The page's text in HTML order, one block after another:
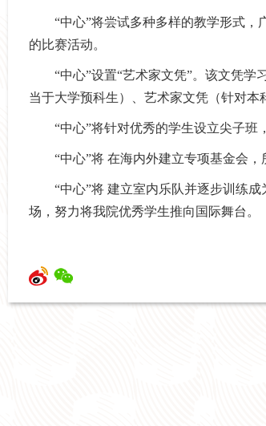
“中心”将尝试多种多样的教学形式，
的比赛活动。
“中心”设置“艺术家文凭”。该文凭学
当于大学预科生）、艺术家文凭（针对本
“中心”将针对优秀的学生设立尖子班
“中心”将 在海内外建立专项基金会，
“中心”将 建立室内乐队并逐步训练成
场，努力将我院优秀学生推向国际舞台。